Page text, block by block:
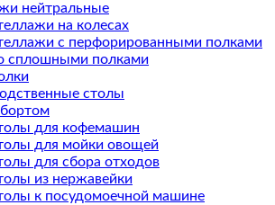
нейтральные
на колесах
с перфорированными полками
сплошными полками
столы
для кофемашин
для мойки овощей
для сбора отходов
из нержавейки
к посудомоечной машине